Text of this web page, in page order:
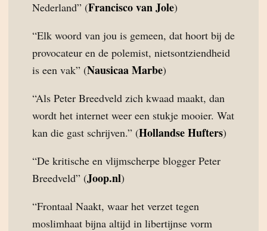
Nederland” (Francisco van Jole)
“Elk woord van jou is gemeen, dat hoort bij de
provocateur en de polemist, nietsontziendheid
is een vak” (Nausicaa Marbe)
“Als Peter Breedveld zich kwaad maakt, dan
wordt het internet weer een stukje mooier. Wat
kan die gast schrijven.” (Hollandse Hufters)
“De kritische en vlijmscherpe blogger Peter
Breedveld” (Joop.nl)
“Frontaal Naakt, waar het verzet tegen
moslimhaat bijna altijd in libertijnse vorm